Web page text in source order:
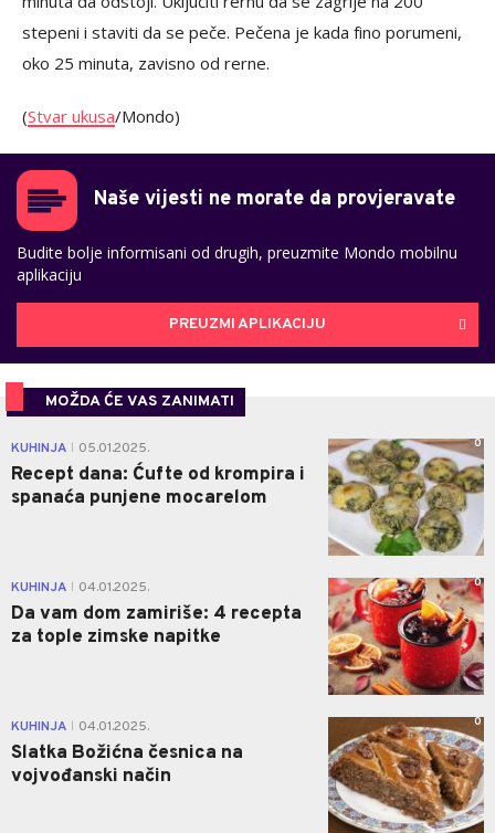
stepeni i staviti da se peče. Pečena je kada fino porumeni,
oko 25 minuta, zavisno od rerne.
(Stvar ukusa/Mondo)
Naše vijesti ne morate da provjeravate
Budite bolje informisani od drugih, preuzmite Mondo mobilnu
aplikaciju
PREUZMI APLIKACIJU
MOŽDA ĆE VAS ZANIMATI
KUHINJA 05.01.2025.
Recept dana: Ćufte od krompira i
spanaća punjene mocarelom
0
KUHINJA 04.01.2025.
Da vam dom zamiriše: 4 recepta
za tople zimske napitke
0
KUHINJA 04.01.2025.
Slatka Božićna česnica na
vojvođanski način
0